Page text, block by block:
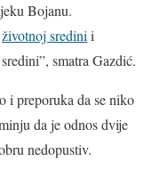
Bojanu.
životnoj sredinii
smatra Gazdić.
i preporuka da se niko
da je odnos dvije
nedopustiv.